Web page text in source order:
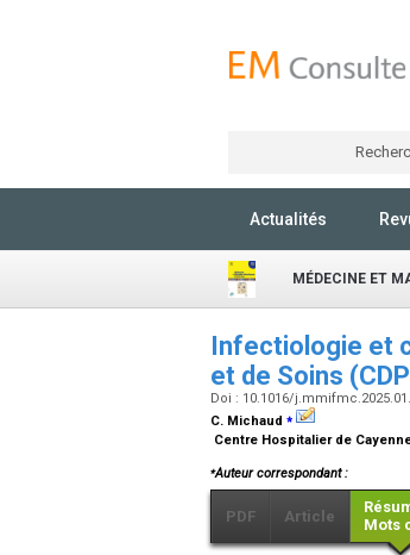
Actualités
MÉDECINE ET
Infectiologie et
et de Soins
Doi : 10.1016/
C. Michaud ⁎
Centre Hospitalier de
⁎Auteur correspondant :
PDF Article
Mots